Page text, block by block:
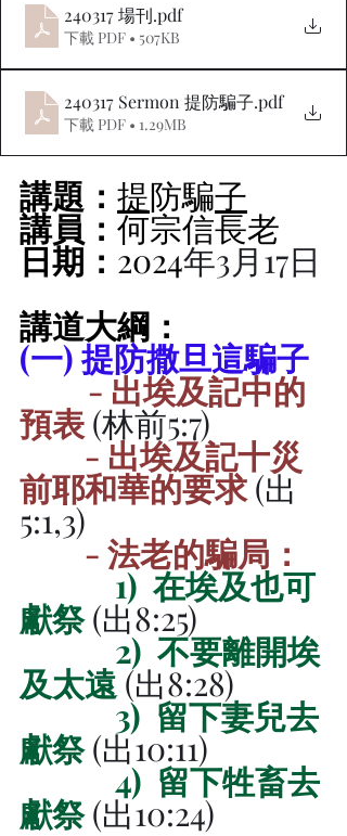
240317 場刊.pdf
下載 PDF • 507KB
240317 Sermon 提防騙子.pdf
下載 PDF • 1.29MB
講題： 提防騙子
講員： 何宗信長老
日期： 2024年3月17日
講道大綱：
(一) 提防撒旦這騙子
         - 出埃及記中的
預表 (林前5:7)
- 出埃及記十災
前耶和華的要求 (出
5:1,3)
- 法老的騙局：
1)  在埃及也可
獻祭 (出8:25)
2)  不要離開埃
及太遠 (出8:28)
3)  留下妻兒去
獻祭 (出10:11)
4)  留下牲畜去
獻祭 (出10:24)